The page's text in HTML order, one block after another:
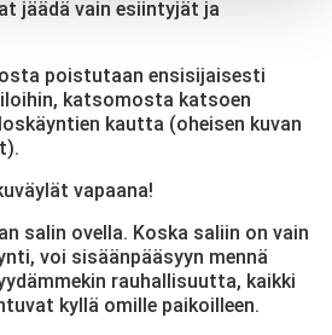
jäädä vain esiintyjät ja
poistutaan ensisijaisesti
katsomosta katsoen
kautta (oheisen kuvan
vapaana!
salin ovella. Koska saliin on vain
voi sisäänpääsyyn mennä
rauhallisuutta, kaikki
kyllä omille paikoilleen.